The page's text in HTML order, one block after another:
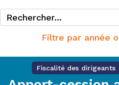
Filtre par année
Fiscalité des dirigeants